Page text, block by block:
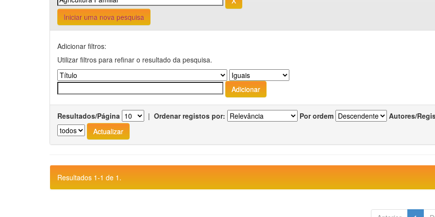
Iniciar uma nova pesquisa
Adicionar filtros:
Utilizar filtros para refinar o resultado da pesquisa.
Resultados/Página | Ordenar registos por: Por ordem Autores/
Resultados 1-1 de 1.